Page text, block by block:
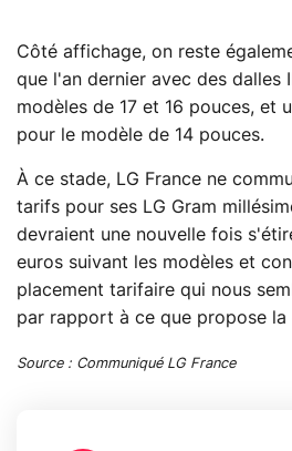
Côté affichage, on reste
que l'an dernier avec des dalles
modèles de 17 et 16 pouces, et
pour le modèle de 14 pouces.
À ce stade, LG France ne
tarifs pour ses LG Gram
devraient une nouvelle fois
euros suivant les modèles et
placement tarifaire qui nous
par rapport à ce que propose la
Source : Communiqué LG France